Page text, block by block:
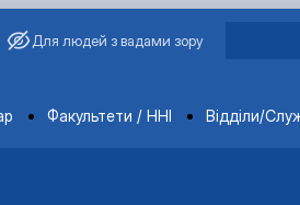
Для людей з вадами зору
Факультети / ННІ Відділи/